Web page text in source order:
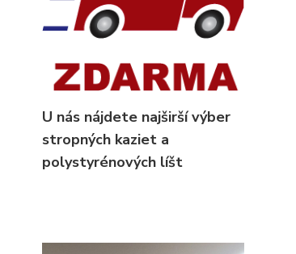
U nás nájdete najširší výber
stropných kaziet a
polystyrénových líšt